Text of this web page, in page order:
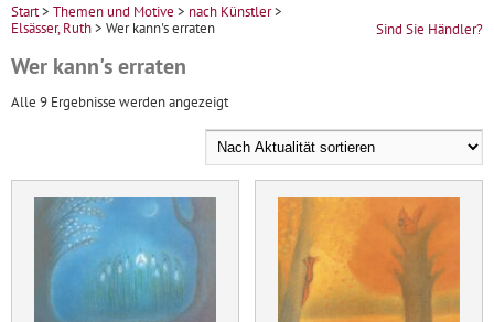
Start> Themen und Motive > nach Künstler>
Elsässer, Ruth> Wer kann's erraten Sind Sie Händler?
Wer kann's erraten
Alle 9 Ergebnisse werden angezeigtNach
Aktualität
sortiert